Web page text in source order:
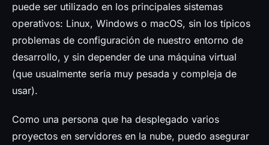
puede ser utilizado en los principales sistemas
operativos: Linux, Windows o macOS, sin los típicos
problemas de configuración de nuestro entorno de
desarrollo, y sin depender de una máquina virtual
(que usualmente sería muy pesada y compleja de
usar).
Como una persona que ha desplegado varios
proyectos en servidores en la nube, puedo asegurar